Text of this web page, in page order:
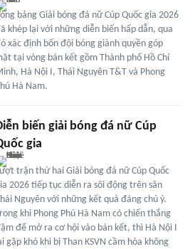
bảng Giải bóng đá nữ Cúp Quốc gia 2026
khép lại với những diễn biến hấp dẫn, qua
xác định bốn đội bóng giành quyền góp
tại vòng bán kết gồm Thành phố Hồ Chí
Hà Nội I, Thái Nguyên T&T và Phong
Hà Nam.
biến giải bóng đá nữ Cúp
gia
trận thứ hai Giải bóng đá nữ Cúp Quốc
2026 tiếp tục diễn ra sôi động trên sân
Nguyên với những kết quả đáng chú ý.
khi Phong Phú Hà Nam có chiến thắng
để mở ra cơ hội vào bán kết, thì Hà Nội I
gặp khó khi bị Than KSVN cầm hòa không